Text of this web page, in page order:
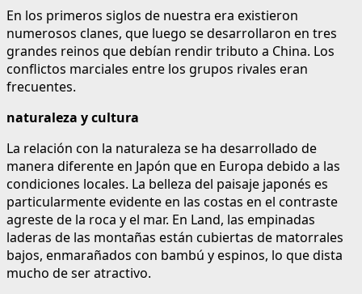
En los primeros siglos de nuestra era existieron
numerosos clanes, que luego se desarrollaron en tres
grandes reinos que debían rendir tributo a China. Los
conflictos marciales entre los grupos rivales eran
frecuentes.
naturaleza y cultura
La relación con la naturaleza se ha desarrollado de
manera diferente en Japón que en Europa debido a las
condiciones locales. La belleza del paisaje japonés es
particularmente evidente en las costas en el contraste
agreste de la roca y el mar. En Land, las empinadas
laderas de las montañas están cubiertas de matorrales
bajos, enmarañados con bambú y espinos, lo que dista
mucho de ser atractivo.